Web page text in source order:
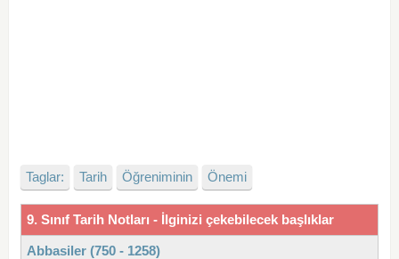
Taglar: Tarih Öğreniminin Önemi
9. Sınıf Tarih Notları - İlginizi çekebilecek başlıklar
Abbasiler (750 - 1258)